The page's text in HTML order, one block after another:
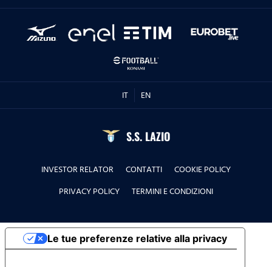
IT EN
S.S. LAZIO
INVESTOR RELATOR CONTATTI
COOKIE POLICY
PRIVACY POLICY
TERMINI E CONDIZIONI
Le tue preferenze relative alla privacy